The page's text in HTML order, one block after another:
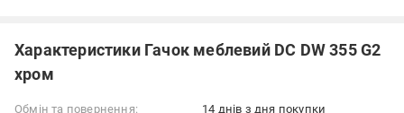
Характеристики Гачок меблевий DC DW 355 G2
хром
Обмін та повернення:
14 днів з дня покупки